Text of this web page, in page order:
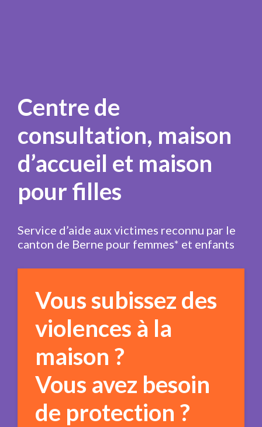
Centre de
consultation, maison
d’accueil et maison
pour filles
Service d’aide aux victimes reconnu par le
canton de Berne pour femmes* et enfants
Vous subissez des
violences à la
maison ?
Vous avez besoin
de protection ?